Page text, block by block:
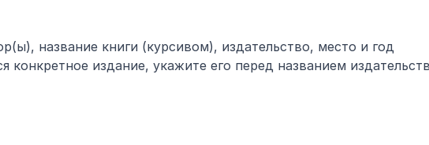
название книги (курсивом), издательство, место и год
конкретное издание, укажите его перед названием